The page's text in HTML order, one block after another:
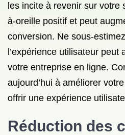
les incite à revenir sur votre
à-oreille positif et peut
conversion. Ne sous-
l’expérience utilisateur
votre entreprise en ligne.
aujourd’hui à améliorer
offrir une expérience
Réduction des